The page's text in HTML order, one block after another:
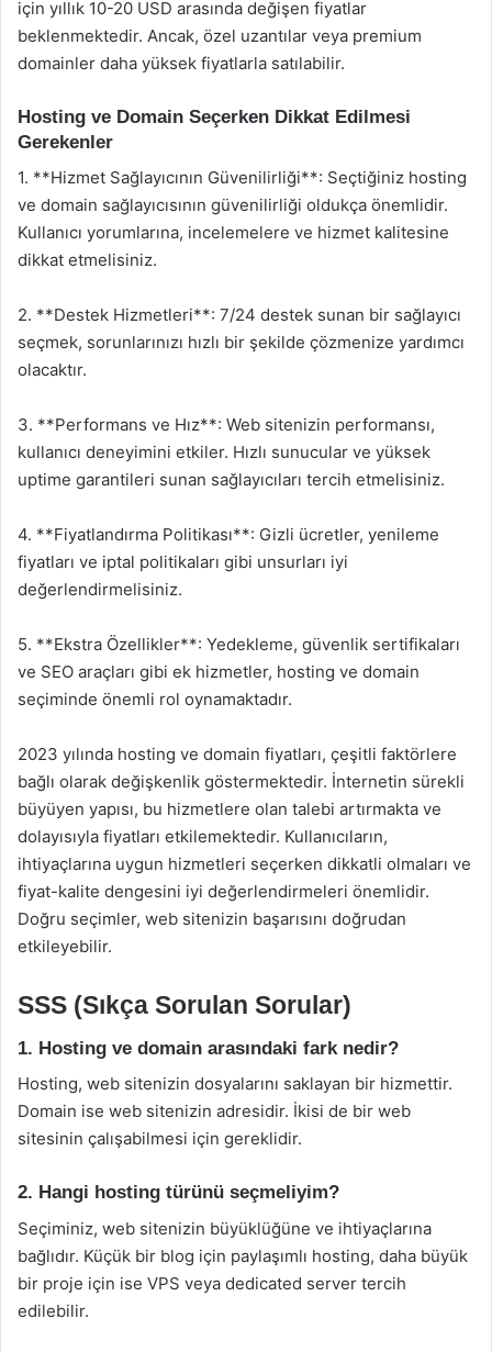
için yıllık 10-20 USD arasında değişen fiyatlar
beklenmektedir. Ancak, özel uzantılar veya premium
domainler daha yüksek fiyatlarla satılabilir.
Hosting ve Domain Seçerken Dikkat Edilmesi
Gerekenler
1. **Hizmet Sağlayıcının Güvenilirliği**: Seçtiğiniz hosting
ve domain sağlayıcısının güvenilirliği oldukça önemlidir.
Kullanıcı yorumlarına, incelemelere ve hizmet kalitesine
dikkat etmelisiniz.
2. **Destek Hizmetleri**: 7/24 destek sunan bir sağlayıcı
seçmek, sorunlarınızı hızlı bir şekilde çözmenize yardımcı
olacaktır.
3. **Performans ve Hız**: Web sitenizin performansı,
kullanıcı deneyimini etkiler. Hızlı sunucular ve yüksek
uptime garantileri sunan sağlayıcıları tercih etmelisiniz.
4. **Fiyatlandırma Politikası**: Gizli ücretler, yenileme
fiyatları ve iptal politikaları gibi unsurları iyi
değerlendirmelisiniz.
5. **Ekstra Özellikler**: Yedekleme, güvenlik sertifikaları
ve SEO araçları gibi ek hizmetler, hosting ve domain
seçiminde önemli rol oynamaktadır.
2023 yılında hosting ve domain fiyatları, çeşitli faktörlere
bağlı olarak değişkenlik göstermektedir. İnternetin sürekli
büyüyen yapısı, bu hizmetlere olan talebi artırmakta ve
dolayısıyla fiyatları etkilemektedir. Kullanıcıların,
ihtiyaçlarına uygun hizmetleri seçerken dikkatli olmaları ve
fiyat-kalite dengesini iyi değerlendirmeleri önemlidir.
Doğru seçimler, web sitenizin başarısını doğrudan
etkileyebilir.
SSS (Sıkça Sorulan Sorular)
1. Hosting ve domain arasındaki fark nedir?
Hosting, web sitenizin dosyalarını saklayan bir hizmettir.
Domain ise web sitenizin adresidir. İkisi de bir web
sitesinin çalışabilmesi için gereklidir.
2. Hangi hosting türünü seçmeliyim?
Seçiminiz, web sitenizin büyüklüğüne ve ihtiyaçlarına
bağlıdır. Küçük bir blog için paylaşımlı hosting, daha büyük
bir proje için ise VPS veya dedicated server tercih
edilebilir.